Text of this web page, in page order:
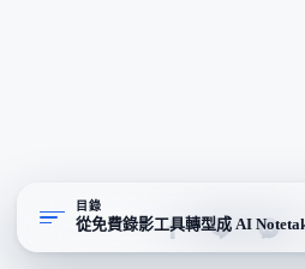
目錄
從免費錄影工具轉型成 AI